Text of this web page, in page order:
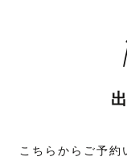
こちらからご予約